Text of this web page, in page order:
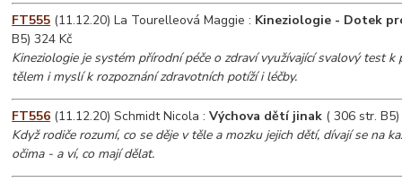
FT555 (11.12.20) La Tourelleová Maggie : Kineziologie - Dotek
B5) 324 Kč
Kineziologie je systém přírodní péče o zdraví využívající svalový test k
tělem i myslí k rozpoznání zdravotních potíží i léčby.
FT556 (11.12.20) Schmidt Nicola :Výchova dětí jinak ( 306 str.
Když rodiče rozumí, co se děje v těle a mozku jejich dětí, dívají se na
očima - a ví, co mají dělat.